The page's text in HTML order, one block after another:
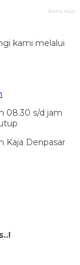
baru saja
kami melalui
08.30 s/d jam
Kaja Denpasar